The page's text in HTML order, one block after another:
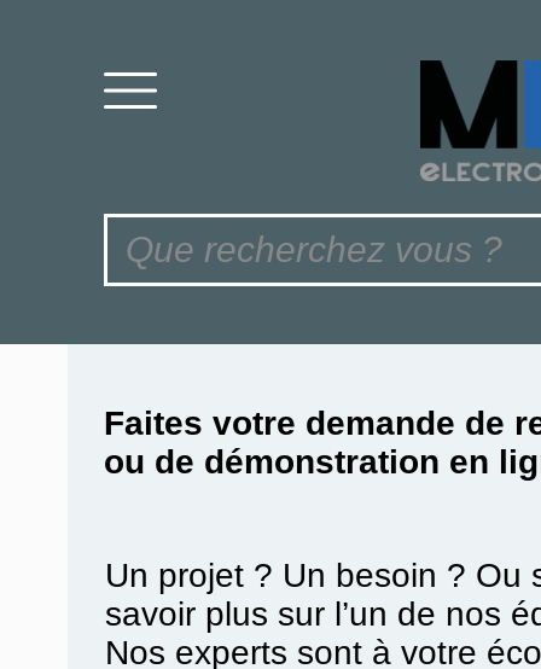
Faites votre demande de
ou de démonstration en
Un projet ? Un besoin ? Ou
savoir plus sur l’un de nos
Nos experts sont à votre